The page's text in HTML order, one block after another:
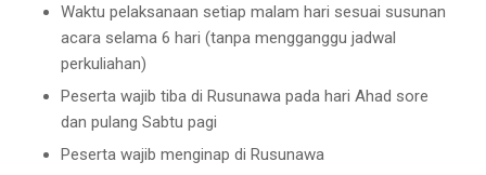
Waktu pelaksanaan setiap malam hari sesuai susunan
acara selama 6 hari (tanpa mengganggu jadwal
perkuliahan)
Peserta wajib tiba di Rusunawa pada hari Ahad sore
dan pulang Sabtu pagi
Peserta wajib menginap di Rusunawa